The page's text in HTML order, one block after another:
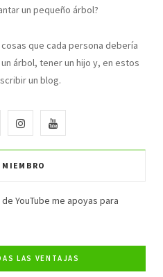
un pequeño árbol?
que cada persona debería
árbol, tener un hijo y, en estos
un blog.
I
n
t
Y
o
T
YouTube me apoyas para